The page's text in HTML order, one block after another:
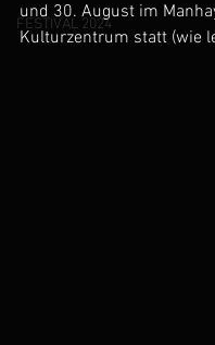
FESTIVAL 2024
und 30. August im
Kulturzentrum statt (wie